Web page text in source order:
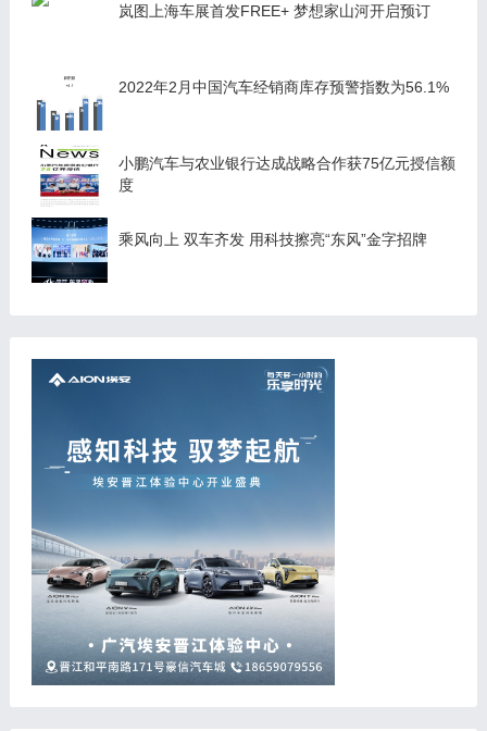
岚图上海车展首发FREE+ 梦想家山河开启预订
2022年2月中国汽车经销商库存预警指数为56.1%
小鹏汽车与农业银行达成战略合作获75亿元授信额
度
乘风向上 双车齐发 用科技擦亮“东风”金字招牌